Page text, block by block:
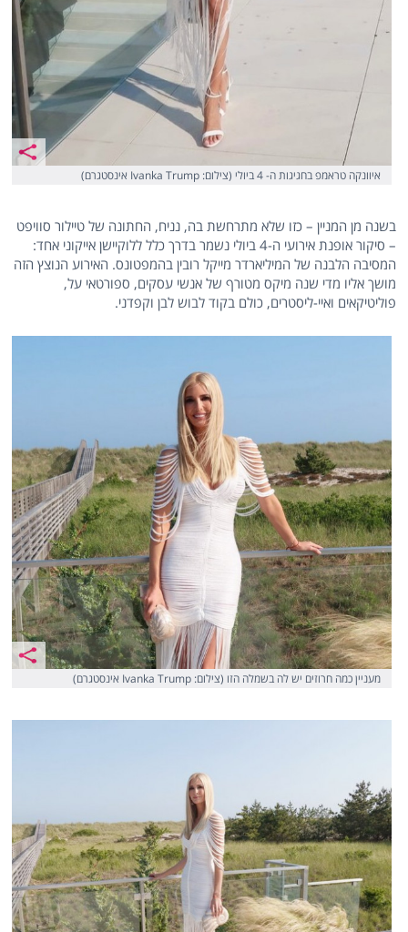
איוונקה טראמפ בחגיגות ה- 4 ביולי (צילום: Ivanka Trump אינסטגרם)
בשנה מן המניין – כזו שלא מתרחשת בה, נניח, החתונה של טיילור סוויפט
– סיקור אופנת אירועי ה-4 ביולי נשמר בדרך כלל ללוקיישן אייקוני אחד:
המסיבה הלבנה של המיליארדר מייקל רובין בהמפטונס. האירוע הנוצץ הזה
מושך אליו מדי שנה מיקס מטורף של אנשי עסקים, ספורטאי על,
פוליטיקאים ואיי-ליסטרים, כולם בקוד לבוש לבן וקפדני.
מעניין כמה חרוזים יש לה בשמלה הזו (צילום: Ivanka Trump אינסטגרם)